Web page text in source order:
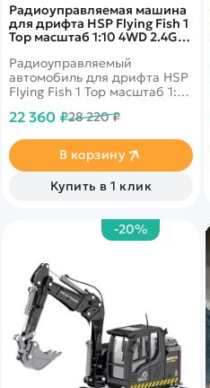
Радиоуправляемая машина
для дрифта HSP Flying Fish 1
Top масштаб 1:10 4WD 2.4G -
Радиоуправляемый
автомобиль для дрифта HSP
Flying Fish 1 Top масштаб 1:10
самая мощная в линейке
специально для дрифта.
Верхом мастерства в этом
искусстве является
прохождение трассы с
скольжением. И эта
радиоуправляемая машина
победу в любом заезде.
22 360 ₽28 220 ₽
В корзину
Купить в 1 клик
-20%